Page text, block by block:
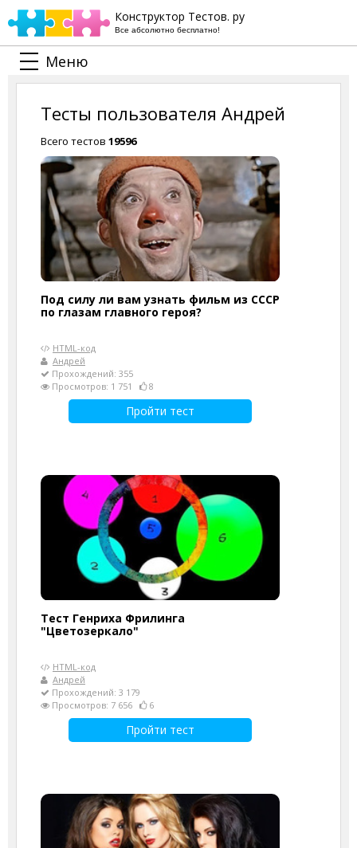
Конструктор Тестов. ру
Все абсолютно бесплатно!
Меню
Тесты пользователя Андрей
Всего тестов 19596
Под силу ли вам узнать фильм из СССР
по глазам главного героя?
HTML-код
Андрей
Прохождений: 355
Просмотров: 1 751
8
Пройти тест
Тест Генриха Фрилинга
"Цветозеркало"
HTML-код
Андрей
Прохождений: 3 179
Просмотров: 7 656
6
Пройти тест